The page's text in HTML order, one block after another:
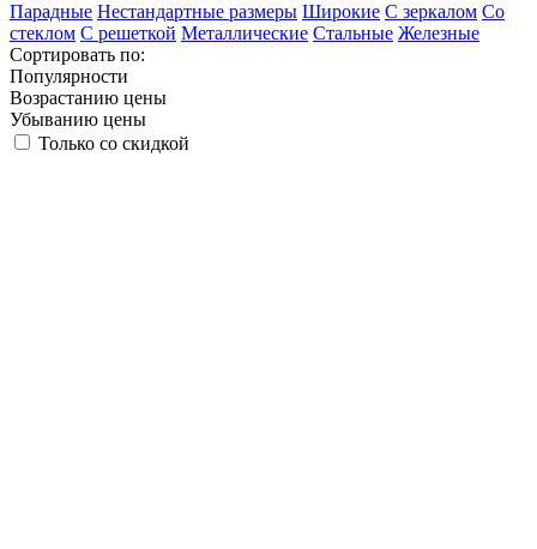
Парадные Нестандартные размеры Широкие С зеркалом Со
стеклом С решеткой Металлические Стальные Железные
Сортировать по:
Популярности
Возрастанию цены
Убыванию цены
Только со скидкой